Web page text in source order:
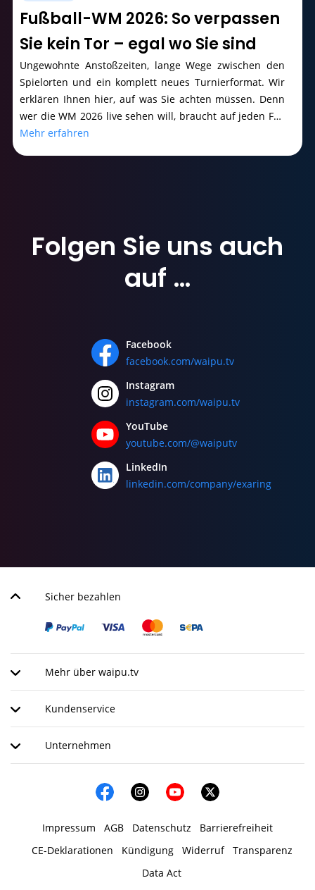
Fußball-WM 2026: So verpassen
Sie kein Tor – egal wo Sie sind
Ungewohnte Anstoßzeiten, lange Wege zwischen den
Spielorten und ein komplett neues Turnierformat. Wir
erklären Ihnen hier, auf was Sie achten müssen. Denn
wer die WM 2026 live sehen will, braucht auf jeden Fall
die richtige Strategie.
Mehr erfahren
Folgen Sie uns auch
auf …
Facebook
facebook.com/waipu.tv
Instagram
instagram.com/waipu.tv
YouTube
youtube.com/@waiputv
LinkedIn
linkedin.com/company/exaring
Sicher bezahlen
Mehr über waipu.tv
Kundenservice
Unternehmen
Impressum AGB Datenschutz
Barrierefreiheit
CE-Deklarationen
Kündigung Widerruf
Transparenz
Data Act